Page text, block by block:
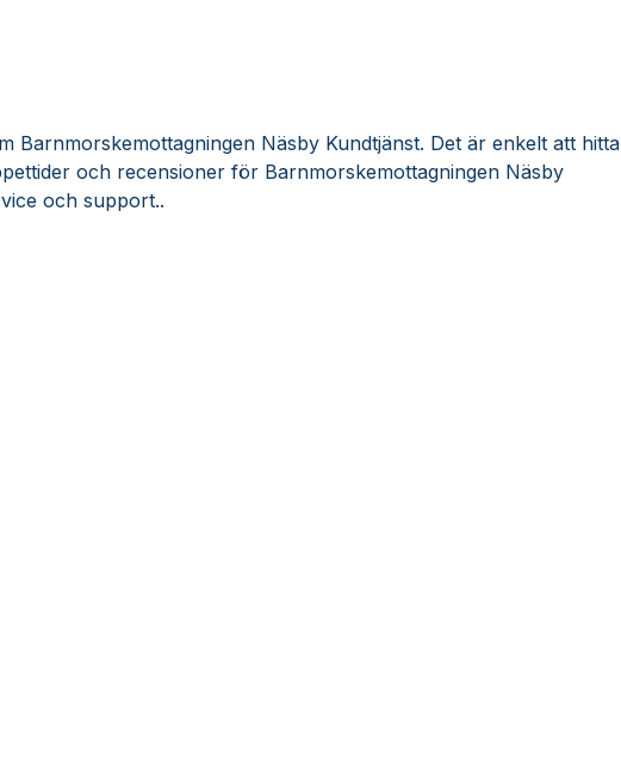
Barnmorskemottagningen Näsby Kundtjänst. Det är enkelt att hitta
och recensioner för Barnmorskemottagningen Näsby
och support..